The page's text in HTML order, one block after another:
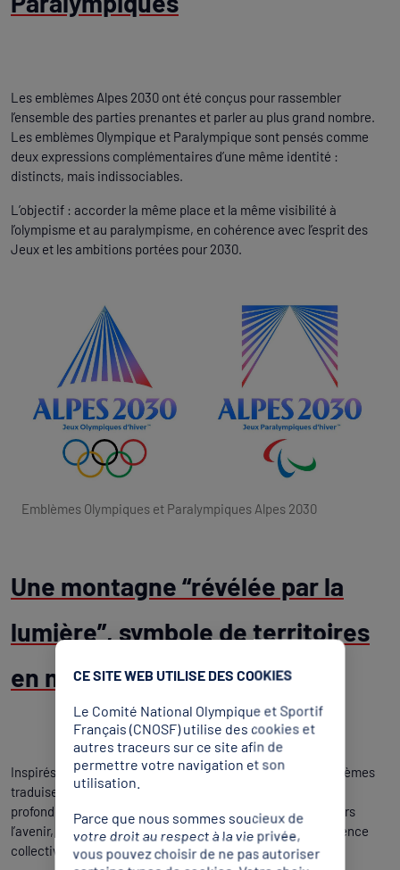
Les emblèmes Alpes 2030 ont été conçus pour rassembler
l’ensemble des parties prenantes et parler au plus grand nombre.
Les emblèmes Olympique et Paralympique sont pensés comme
deux expressions complémentaires d’une même identité :
distincts, mais indissociables.
L’objectif : accorder la même place et la même visibilité à
l’olympisme et au paralympisme, en cohérence avec l’esprit des
Jeux et les ambitions portées pour 2030.
Emblèmes Olympiques et Paralympiques Alpes 2030
Une montagne “révélée par la
lumière”, symbole de territoires
en mouvement
Inspirés par une montagne révélée par la lumière, ces emblèmes
traduisent l’ambition d’Alpes 2030 : proposer des Jeux
profondément ancrés dans les territoires alpins, tournés vers
l’avenir, riches en sensations et pensés comme une expérience
collective à partager.
CE SITE WEB UTILISE DES COOKIES
Le Comité National Olympique et Sportif
Français (CNOSF) utilise des cookies et
autres traceurs sur ce site afin de
permettre votre navigation et son
utilisation.
Parce que nous sommes soucieux de
votre droit au respect à la vie privée,
vous pouvez choisir de ne pas autoriser